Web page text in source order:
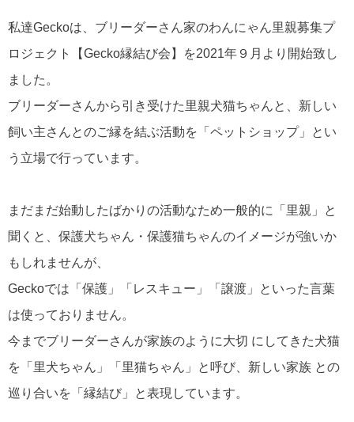
私達Geckoは、ブリーダーさん家のわんにゃん里親募集プ
ロジェクト【Gecko縁結び会】を2021年９月より開始致し
ました。
ブリーダーさんから引き受けた里親犬猫ちゃんと、新しい
飼い主さんとのご縁を結ぶ活動を「ペットショップ」とい
う立場で行っています。
まだまだ始動したばかりの活動なため一般的に「里親」と
聞くと、保護犬ちゃん・保護猫ちゃんのイメージが強いか
もしれませんが、
Geckoでは「保護」「レスキュー」「譲渡」といった言葉
は使っておりません。
今までブリーダーさんが家族のように大切 にしてきた犬猫
を「里犬ちゃん」「里猫ちゃん」と呼び、新しい家族 との
巡り合いを「縁結び」と表現しています。